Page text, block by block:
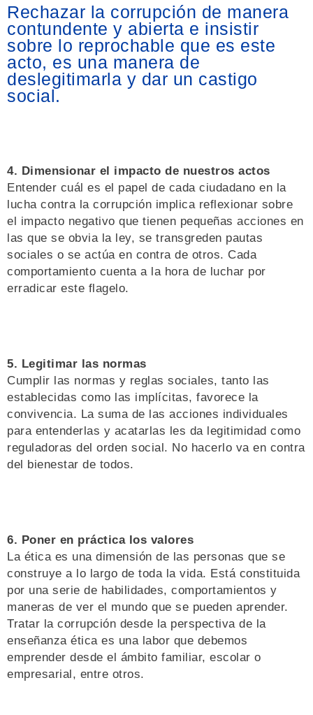
Rechazar la corrupción de manera
contundente y abierta e insistir
sobre lo reprochable que es este
acto, es una manera de
deslegitimarla y dar un castigo
social.
4. Dimensionar el impacto de nuestros actos
Entender cuál es el papel de cada ciudadano en la
lucha contra la corrupción implica reflexionar sobre
el impacto negativo que tienen pequeñas acciones en
las que se obvia la ley, se transgreden pautas
sociales o se actúa en contra de otros. Cada
comportamiento cuenta a la hora de luchar por
erradicar este flagelo.
5. Legitimar las normas
Cumplir las normas y reglas sociales, tanto las
establecidas como las implícitas, favorece la
convivencia. La suma de las acciones individuales
para entenderlas y acatarlas les da legitimidad como
reguladoras del orden social. No hacerlo va en contra
del bienestar de todos.
6. Poner en práctica los valores
La ética es una dimensión de las personas que se
construye a lo largo de toda la vida. Está constituida
por una serie de habilidades, comportamientos y
maneras de ver el mundo que se pueden aprender.
Tratar la corrupción desde la perspectiva de la
enseñanza ética es una labor que debemos
emprender desde el ámbito familiar, escolar o
empresarial, entre otros.